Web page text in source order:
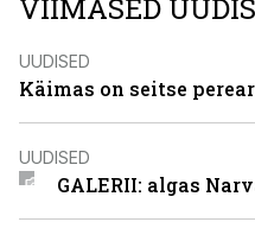
VIIMASED
UUDISED
Käimas on seitse
UUDISED
GALERII: algas